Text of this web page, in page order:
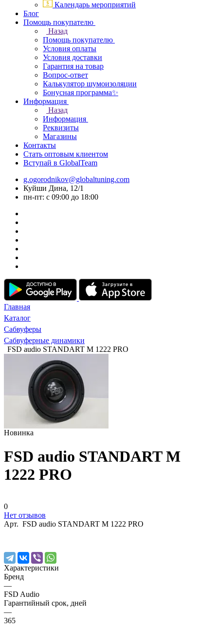
Календарь мероприятий
Блог
Помощь покупателю
Назад
Помощь покупателю
Условия оплаты
Условия доставки
Гарантия на товар
Вопрос-ответ
Калькулятор шумоизоляции
Бонусная программа✨
Информация
Назад
Информация
Реквизиты
Магазины
Контакты
Стать оптовым клиентом
Вступай в GlobalTeam
g.ogorodnikov@globaltuning.com
Куйши Дина, 12/1
пн-пт: с 09:00 до 18:00
Главная
Каталог
Сабвуферы
Сабвуферные динамики
FSD audio STANDART M 1222 PRO
Новинка
FSD audio STANDART M
1222 PRO
0
Нет отзывов
Арт. FSD audio STANDART M 1222 PRO
Характеристики
Бренд
—
FSD Audio
Гарантийный срок, дней
—
365